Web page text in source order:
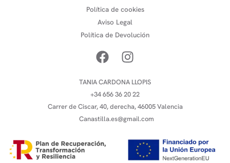
Política de cookies
Aviso Legal
Política de Devolución
TANIA CARDONA LLOPIS
+34 656 36 20 22
Carrer de Ciscar, 40, derecha, 46005 Valencia
Canastilla.es@gmail.com